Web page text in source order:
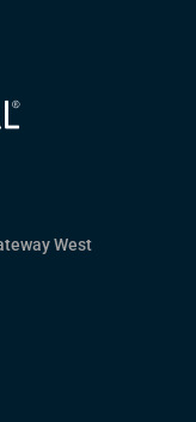
West